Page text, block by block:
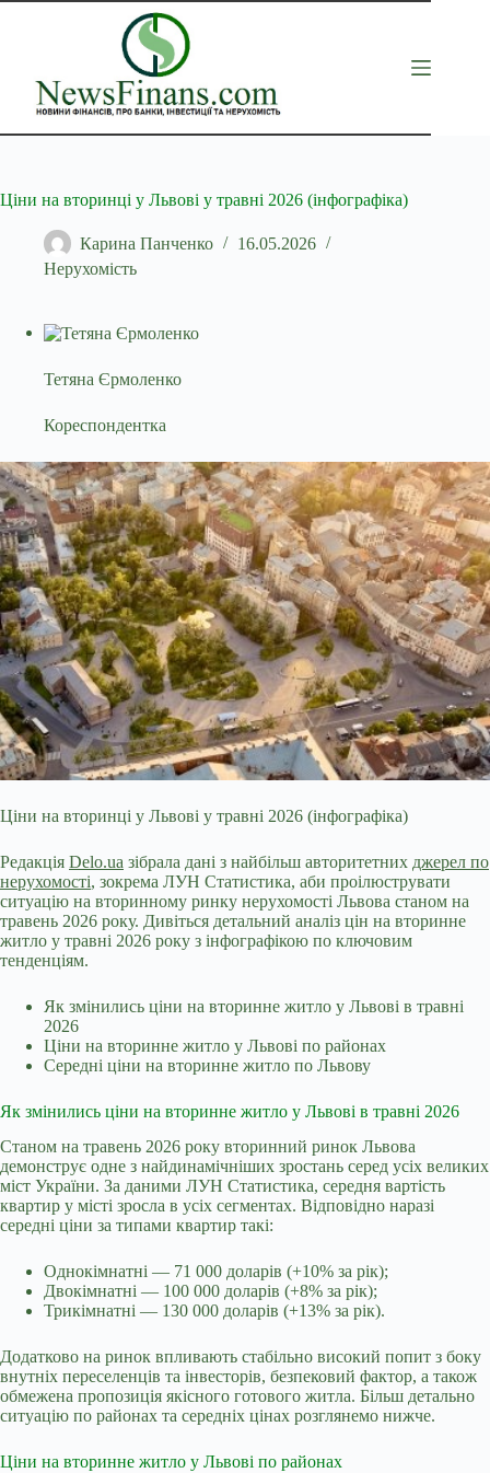
Перейти
Ціни на вторинці у Львові у травні 2026 (інфографіка)
Карина Панченко
16.05.2026
Нерухомість
Тетяна Єрмоленко
Кореспондентка
Ціни на вторинці у Львові у травні 2026 (інфографіка)
Редакція Delo.ua зібрала дані з найбільш авторитетних джерел по
нерухомості, зокрема ЛУН Статистика, аби проілюструвати
ситуацію на вторинному ринку нерухомості Львова станом на
травень 2026 року. Дивіться детальний аналіз цін на вторинне
житло у травні 2026 року з інфографікою по ключовим
тенденціям.
Як змінились ціни на вторинне житло у Львові в травні
2026
Ціни на вторинне житло у Львові по районах
Середні ціни на вторинне житло по Львову
Як змінились ціни на вторинне житло у Львові в травні 2026
Станом на травень 2026 року вторинний ринок Львова
демонструє одне з найдинамічніших зростань серед усіх великих
міст України. За даними ЛУН Статистика, середня вартість
квартир у місті зросла в усіх сегментах. Відповідно наразі
середні ціни за типами квартир такі:
Однокімнатні — 71 000 доларів (+10% за рік);
Двокімнатні — 100 000 доларів (+8% за рік);
Трикімнатні — 130 000 доларів (+13% за рік).
Додатково на ринок впливають стабільно високий попит з боку
внутніх переселенців та інвесторів, безпековий фактор, а також
обмежена пропозиція якісного готового житла. Більш детально
ситуацію по районах та середніх цінах розглянемо нижче.
Ціни на вторинне житло у Львові по районах